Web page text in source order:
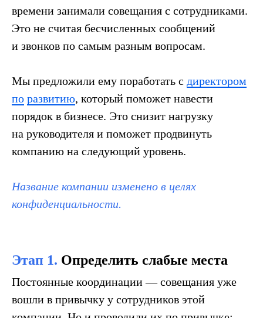
времени занимали совещания с сотрудниками.
Это не считая бесчисленных сообщений
и звонков по самым разным вопросам.
Мы предложили ему поработать с директором
по развитию, который поможет навести
порядок в бизнесе. Это снизит нагрузку
на руководителя и поможет продвинуть
компанию на следующий уровень.
Название компании изменено в целях
конфиденциальности.
Этап 1. Определить слабые места
Постоянные координации — совещания уже
вошли в привычку у сотрудников этой